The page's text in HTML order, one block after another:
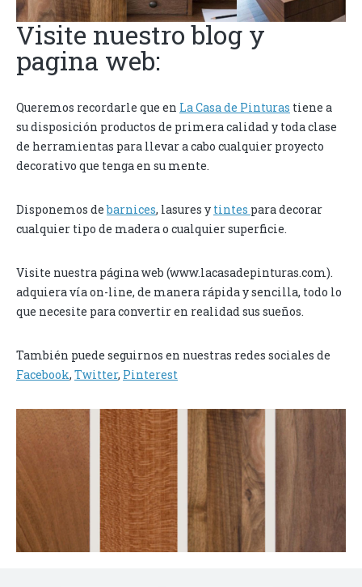
Visite nuestro blog y
pagina web:
Queremos recordarle que en La Casa de Pinturas tiene a
su disposición productos de primera calidad y toda clase
de herramientas para llevar a cabo cualquier proyecto
decorativo que tenga en su mente.
Disponemos debarnices, lasures y tintes para decorar
cualquier tipo de madera o cualquier superficie.
Visite nuestra página web (www.lacasadepinturas.com).
adquiera vía on-line, de manera rápida y sencilla, todo lo
que necesite para convertir en realidad sus sueños.
También puede seguirnos en nuestras redes sociales de
Facebook, Twitter, Pinterest